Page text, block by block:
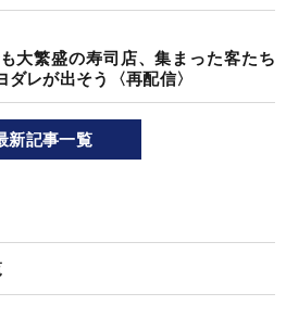
大繁盛の寿司店、集まった客たち
レが出そう〈再配信〉
新記事一覧